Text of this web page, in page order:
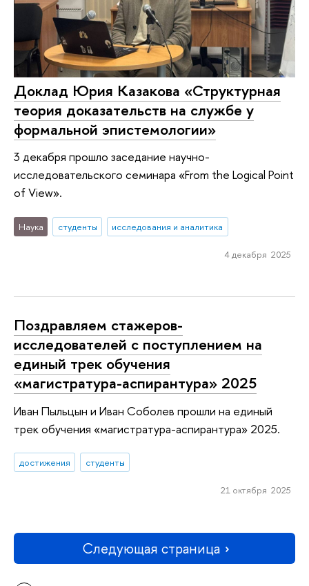
Доклад Юрия Казакова «Структурная
теория доказательств на службе у
формальной эпистемологии»
3 декабря прошло заседание научно-
исследовательского семинара «From the Logical Point
of View».
Наука студенты исследования и аналитика
4 декабря 2025
Поздравляем стажеров-
исследователей с поступлением на
единый трек обучения
«магистратура-аспирантура» 2025
Иван Пыльцын и Иван Соболев прошли на единый
трек обучения «магистратура-аспирантура» 2025.
достижения студенты
21 октября 2025
Следующая страница